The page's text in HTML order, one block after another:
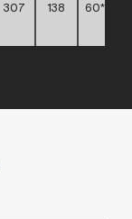
307 138